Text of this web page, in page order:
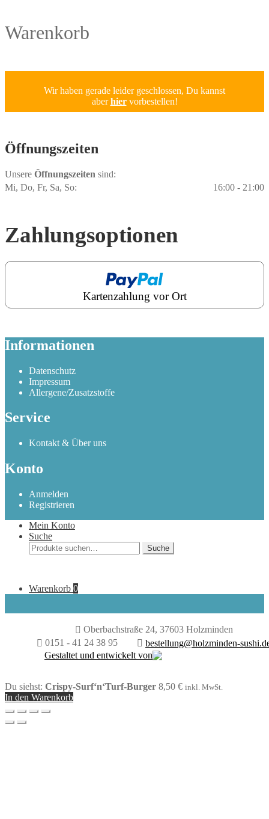
Warenkorb
Wir haben gerade leider geschlossen, Du kannst
aberhiervorbestellen!
Öffnungs­zeiten
Unsere Öffnungszeiten sind:
Mi, Do, Fr, Sa, So:
16:00 - 21:00
Zahlungs­optionen
Kartenzahlung vor Ort
Informationen
Datenschutz
Impressum
Allergene/Zusatzstoffe
Service
Kontakt & Über uns
Konto
Anmelden
Registrieren
Mein Konto
Suche
Suche
nach:
Suche
Warenkorb 0
Oberbachstraße 24, 37603 Holzminden
0151 - 41 24 38 95
bestellung@holzminden-
Gestaltet und entwickelt von
Du siehst: Crispy-Surf‘n‘Turf-Burger 8,50 € inkl. MwSt.
In den Warenkorb